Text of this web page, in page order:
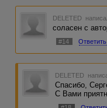
DELETED
соласен с
#14 Ответить
DELETED
Спасибо,
С Вами